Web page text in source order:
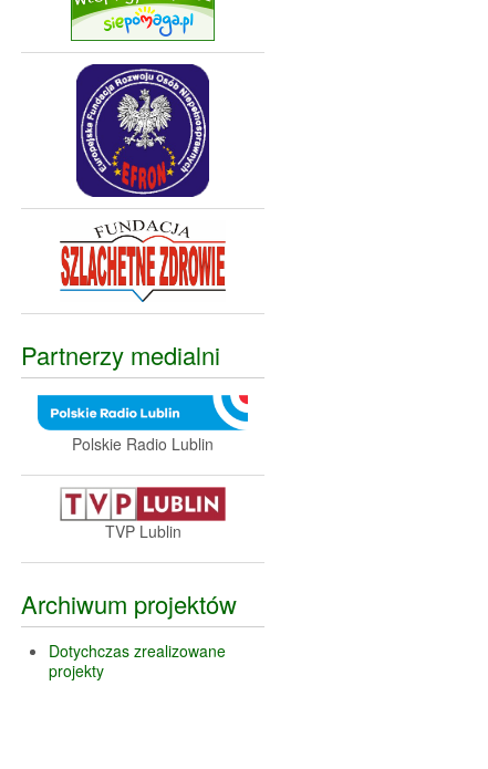
Partnerzy medialni
Polskie Radio Lublin
TVP Lublin
Archiwum projektów
Dotychczas zrealizowane
projekty